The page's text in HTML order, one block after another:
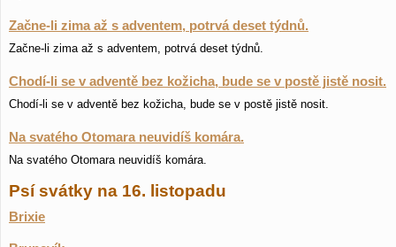
Začne-li zima až s adventem, potrvá deset týdnů.
Začne-li zima až s adventem, potrvá deset týdnů.
Chodí-li se v adventě bez kožicha, bude se v postě jistě nosit.
Chodí-li se v adventě bez kožicha, bude se v postě jistě nosit.
Na svatého Otomara neuvidíš komára.
Na svatého Otomara neuvidíš komára.
Psí svátky na 16. listopadu
Brixie